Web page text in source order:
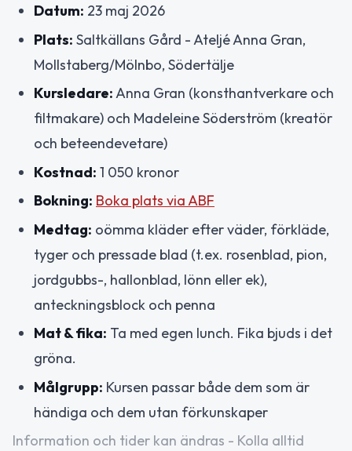
Datum: 23 maj 2026
Plats: Saltkällans Gård - Ateljé Anna Gran,
Mollstaberg/Mölnbo, Södertälje
Kursledare:Anna Gran (konsthantverkare och
filtmakare) och Madeleine Söderström (kreatör
och beteendevetare)
Kostnad: 1 050 kronor
Bokning: Boka plats via ABF
Medtag: oömma kläder efter väder, förkläde,
tyger och pressade blad (t.ex. rosenblad, pion,
jordgubbs-, hallonblad, lönn eller ek),
anteckningsblock och penna
Mat & fika: Ta med egen lunch. Fika bjuds i det
gröna.
Målgrupp: Kursen passar både dem som är
händiga och dem utan förkunskaper
Information och tider kan ändras - Kolla alltid